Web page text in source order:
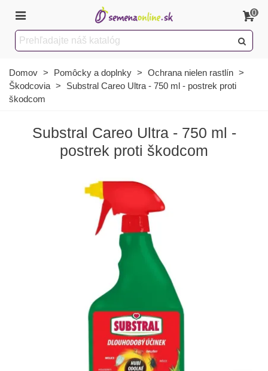
0
Domov > Pomôcky a doplnky > Ochrana nielen rastlín >
Škodcovia >
Substral Careo Ultra - 750 ml - postrek proti
škodcom
Substral Careo Ultra - 750 ml -
postrek proti škodcom